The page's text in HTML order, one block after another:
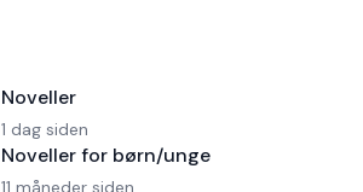
Noveller
1 dag siden
Noveller for børn/unge
11 måneder siden